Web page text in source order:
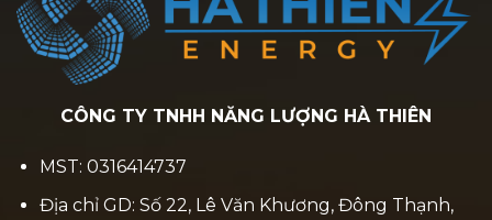
CÔNG TY TNHH NĂNG LƯỢNG HÀ THIÊN
MST: 0316414737
Địa chỉ GD: Số 22, Lê Văn Khương, Đông Thạnh,